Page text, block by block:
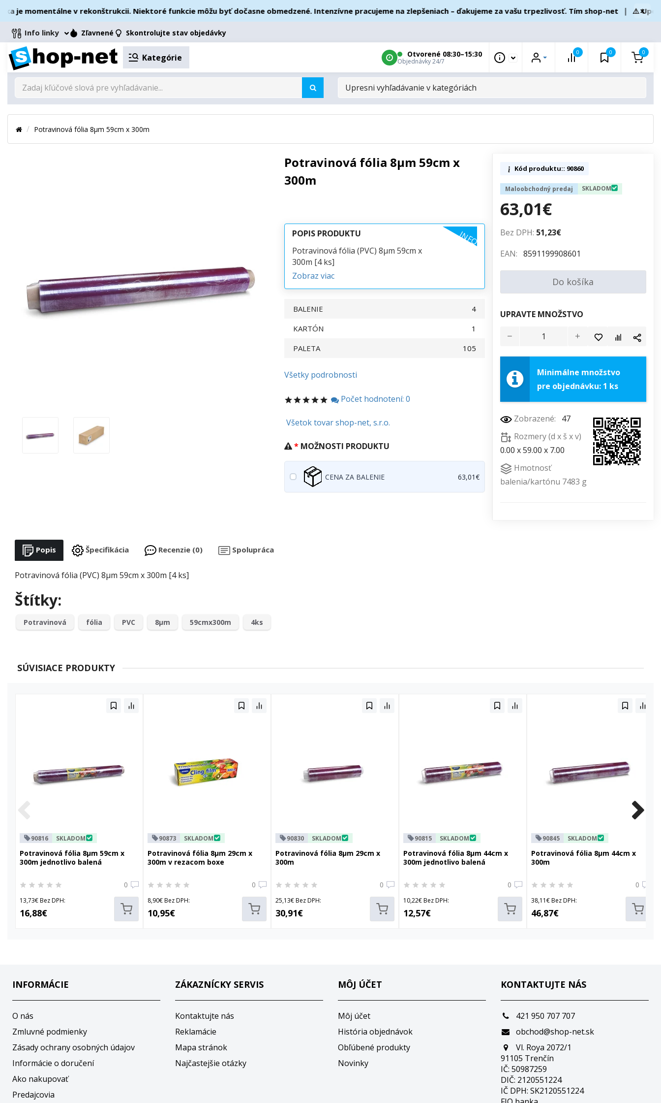
momentálne v rekonštrukcii. Niektoré funkcie môžu byť dočasne obmedzené. Intenzívne pracujeme na zlepšeniach – ďakujeme za vašu trpezlivosť. Tím shop-net❘⚠️ ×
Info linky Zľavnené Skontrolujte stav objedávky
Kategórie Otvorené 08:30–15:30
Objednávky 24/7
0 0 0
UPRESNI
VYHĽADÁVANIE
Potravinová fólia 8µm 59cm x 300m
Potravinová fólia 8µm 59cm x
300m
POPIS PRODUKTU INFO
Potravinová fólia (PVC) 8µm 59cm x
300m [4 ks]
Zobraz viac
BALENIE
4
KARTÓN
1
PALETA
105
Všetky podrobnosti
Počet hodnotení: 0
Všetok tovar shop-net, s.r.o.
MOŽNOSTI PRODUKTU
CENA ZA BALENIE 63,01€
Kód produktu:: 90860
Maloobchodný predaj SKLADOM
63,01€
Bez DPH: 51,23€
EAN: 8591199908601
Do košíka
UPRAVTE MNOŽSTVO
Minimálne množstvo
pre objednávku: 1 ks
Zobrazené:
47
Rozmery (d x š x v)
0.00 x 59.00 x 7.00
Hmotnosť
balenia/kartónu 7483 g
Popis Špecifikácia Recenzie (0) Spolupráca
Potravinová fólia (PVC) 8µm 59cm x 300m [4 ks]
Štítky:
Potravinová fólia PVC 8µm 59cmx300m 4ks
SÚVISIACE PRODUKTY
90816 SKLADOM
Potravinová fólia 8µm 59cm x
300m jednotlivo balená
0
13,73€ Bez DPH:
16,88€
90873 SKLADOM
Potravinová fólia 8µm 29cm x
300m v rezacom boxe
0
8,90€ Bez DPH:
10,95€
90830 SKLADOM
Potravinová fólia 8µm 29cm x
300m
0
25,13€ Bez DPH:
30,91€
90815 SKLADOM
Potravinová fólia 8µm 44cm x
300m jednotlivo balená
0
10,22€ Bez DPH:
12,57€
90845 SKLADOM
Potravinová fólia 8µm 44cm x
300m
0
38,11€ Bez DPH:
46,87€
INFORMÁCIE
O nás
Zmluvné podmienky
Zásady ochrany osobných údajov
Informácie o doručení
Ako nakupovať
Predajcovia
ZÁKAZNÍCKY SERVIS
Kontaktujte nás
Reklamácie
Mapa stránok
Najčastejšie otázky
MÔJ ÚČET
Môj účet
História objednávok
Obľúbené produkty
Novinky
KONTAKTUJTE NÁS
421 950 707 707
obchod@shop-net.sk
Vl. Roya 2072/1
91105 Trenčín
IČ: 50987259
DIČ: 2120551224
IČ DPH: SK2120551224